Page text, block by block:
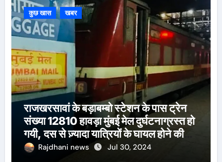
कुछ खास खबर
राजखरसावां के बड़ाबम्बो स्टेशन के पास ट्रेन
संख्या 12810 हावड़ा मुंबई मेल दुर्घटनाग्रस्त हो
गयी, दस से ज़्यादा यात्रियों के घायल होने की
खबर।सरायकेला के वरीय पदाधिकारी
Rajdhani news Jul 30, 2024